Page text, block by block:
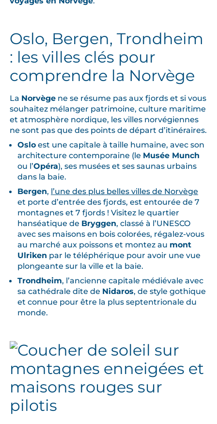
Oslo, Bergen, Trondheim
: les villes clés pour
comprendre la Norvège
La Norvège ne se résume pas aux fjords et si vous
souhaitez mélanger patrimoine, culture maritime
et atmosphère nordique, les villes norvégiennes
ne sont pas que des points de départ d’itinéraires.
Oslo est une capitale à taille humaine, avec son
architecture contemporaine (le Musée Munch
ou l’Opéra), ses musées et ses saunas urbains
dans la baie.
Bergen, l’une des plus belles villes de Norvège
et porte d’entrée des fjords, est entourée de 7
montagnes et 7 fjords ! Visitez le quartier
hanséatique de Bryggen, classé à l’UNESCO
avec ses maisons en bois colorées, régalez-vous
au marché aux poissons et montez au mont
Ulriken par le téléphérique pour avoir une vue
plongeante sur la ville et la baie.
Trondheim, l’ancienne capitale médiévale avec
sa cathédrale dite de Nidaros, de style gothique
et connue pour être la plus septentrionale du
monde.